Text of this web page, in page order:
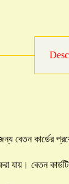
বেতন কার্ডের
যায়। বেতন